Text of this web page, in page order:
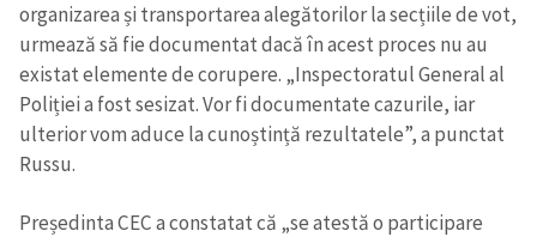
organizarea și transportarea alegătorilor la secțiile de vot,
urmează să fie documentat dacă în acest proces nu au
existat elemente de corupere. „Inspectoratul General al
Poliției a fost sesizat. Vor fi documentate cazurile, iar
ulterior vom aduce la cunoștință rezultatele”, a punctat
Russu.
Președinta CEC a constatat că „se atestă o participare